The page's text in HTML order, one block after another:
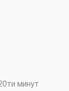
минут